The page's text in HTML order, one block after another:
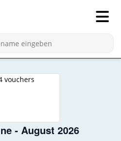
- August 2026